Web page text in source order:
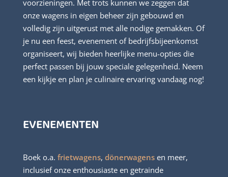
voorzieningen. Met trots kunnen we zeggen dat
onze wagens in eigen beheer zijn gebouwd en
volledig zijn uitgerust met alle nodige gemakken. Of
je nu een feest, evenement of bedrijfsbijeenkomst
organiseert, wij bieden heerlijke menu-opties die
perfect passen bij jouw speciale gelegenheid. Neem
een kijkje en plan je culinaire ervaring vandaag nog!
EVENEMENTEN
Boek o.a. frietwagens, dönerwagensen meer,
inclusief onze enthousiaste en getrainde